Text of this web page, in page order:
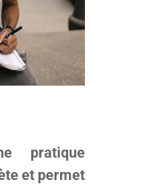
pratique
et permet